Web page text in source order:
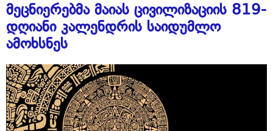
მეცნიერებმა მაიას ცივილიზაციის 819-
დღიანი კალენდრის საიდუმლო
ამოხსნეს